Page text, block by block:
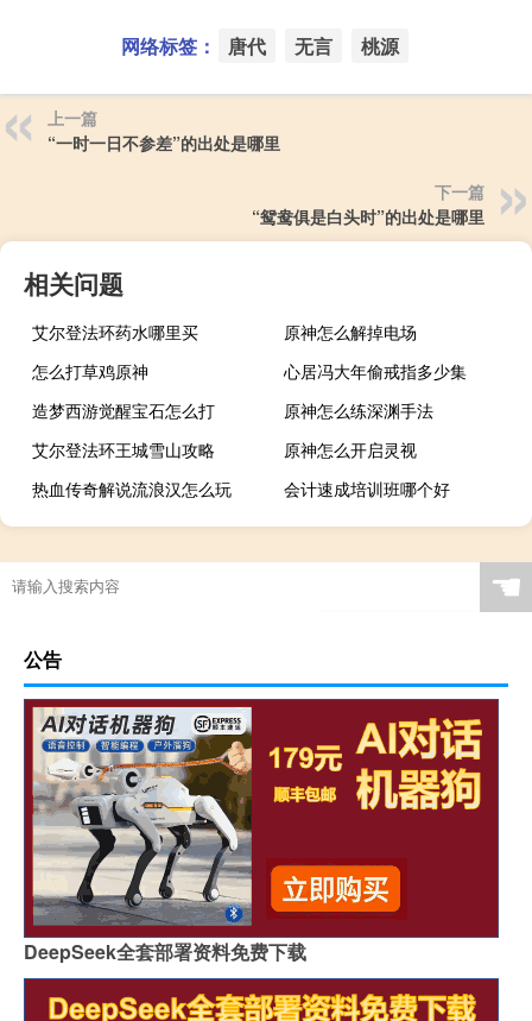
网络标签： 唐代 无言 桃源
上一篇
“一时一日不参差”的出处是哪里
下一篇
“鸳鸯俱是白头时”的出处是哪里
相关问题
艾尔登法环药水哪里买
原神怎么解掉电场
怎么打草鸡原神
心居冯大年偷戒指多少集
造梦西游觉醒宝石怎么打
原神怎么练深渊手法
艾尔登法环王城雪山攻略
原神怎么开启灵视
热血传奇解说流浪汉怎么玩
会计速成培训班哪个好
☚
公告
DeepSeek全套部署资料免费下载